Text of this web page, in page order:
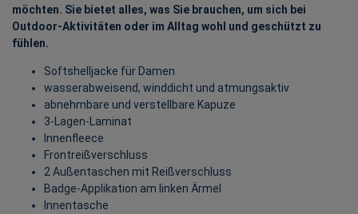
möchten. Sie bietet alles, was Sie brauchen, um sich bei
Outdoor-Aktivitäten oder im Alltag wohl und geschützt zu
fühlen.
Softshelljacke für Damen
wasserabweisend, winddicht und atmungsaktiv
abnehmbare und verstellbare Kapuze
3-Lagen-Laminat
Innenfleece
Frontreißverschluss
2 Außentaschen mit Reißverschluss
Badge-Applikation am linken Ärmel
Innentasche